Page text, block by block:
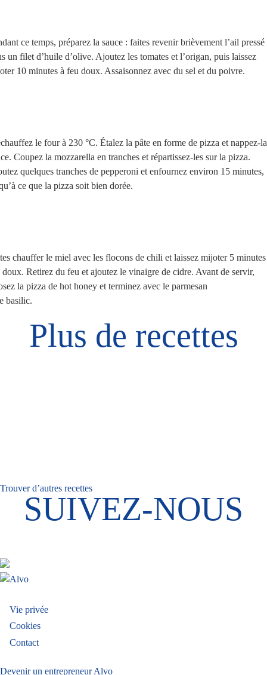
ce temps, préparez la sauce : faites revenir brièvement l’ail pressé
un filet d’huile d’olive. Ajoutez les tomates et l’origan, puis laissez
10 minutes à feu doux. Assaisonnez avec du sel et du poivre.
le four à 230 °C. Étalez la pâte en forme de pizza et nappez-
Coupez la mozzarella en tranches et répartissez-les sur la pizza.
quelques tranches de pepperoni et enfournez environ 15 minutes,
ce que la pizza soit bien dorée.
chauffer le miel avec les flocons de chili et laissez mijoter 5 minutes
doux. Retirez du feu et ajoutez le vinaigre de cidre. Avant de servir,
la pizza de hot honey et terminez avec le parmesan
basilic.
Plus de recettes
Trouver d’autres recettes
SUIVEZ-NOUS
Menu
Pied
de
Vie privée
Cookies
Contact
Devenir un entrepreneur Alvo